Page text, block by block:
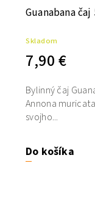
Guanabana čaj
Skladom
7,90 €
Do košíka
Bylinný čaj
Annona
svojho...